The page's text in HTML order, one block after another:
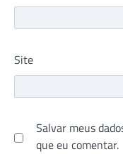
Site
Salvar meus
que eu comentar.